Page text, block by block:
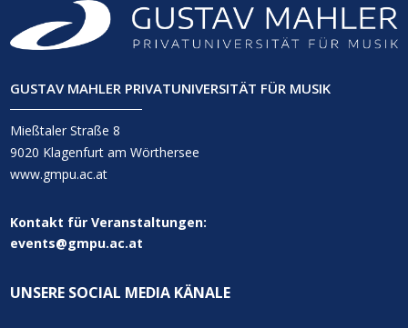
GUSTAV MAHLER PRIVATUNIVERSITÄT FÜR MUSIK
Mießtaler Straße 8
9020 Klagenfurt am Wörthersee
www.gmpu.ac.at
Kontakt für Veranstaltungen:
events@gmpu.ac.at
UNSERE SOCIAL MEDIA KÄNALE